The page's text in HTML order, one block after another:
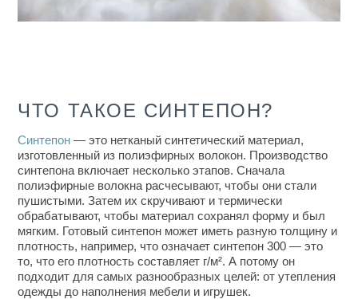
ЧТО ТАКОЕ СИНТЕПОН?
Синтепон — это нетканый синтетический материал,
изготовленный из полиэфирных волокон. Производство
синтепона включает несколько этапов. Сначала
полиэфирные волокна расчесывают, чтобы они стали
пушистыми. Затем их скручивают и термически
обрабатывают, чтобы материал сохранял форму и был
мягким. Готовый синтепон может иметь разную толщину и
плотность, например, что означает синтепон 300 — это
то, что его плотность составляет г/м². А потому он
подходит для самых разнообразных целей: от утепления
одежды до наполнения мебели и игрушек.